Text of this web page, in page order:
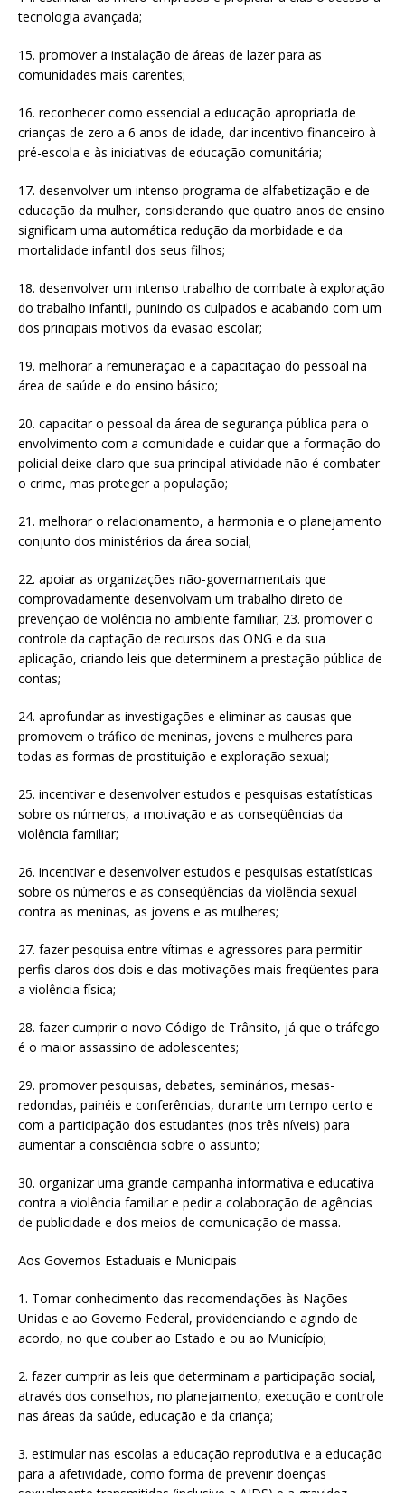
tecnologia avançada;
15. promover a instalação de áreas de lazer para as
comunidades mais carentes;
16. reconhecer como essencial a educação apropriada de
crianças de zero a 6 anos de idade, dar incentivo financeiro à
pré-escola e às iniciativas de educação comunitária;
17. desenvolver um intenso programa de alfabetização e de
educação da mulher, considerando que quatro anos de ensino
significam uma automática redução da morbidade e da
mortalidade infantil dos seus filhos;
18. desenvolver um intenso trabalho de combate à exploração
do trabalho infantil, punindo os culpados e acabando com um
dos principais motivos da evasão escolar;
19. melhorar a remuneração e a capacitação do pessoal na
área de saúde e do ensino básico;
20. capacitar o pessoal da área de segurança pública para o
envolvimento com a comunidade e cuidar que a formação do
policial deixe claro que sua principal atividade não é combater
o crime, mas proteger a população;
21. melhorar o relacionamento, a harmonia e o planejamento
conjunto dos ministérios da área social;
22. apoiar as organizações não-governamentais que
comprovadamente desenvolvam um trabalho direto de
prevenção de violência no ambiente familiar; 23. promover o
controle da captação de recursos das ONG e da sua
aplicação, criando leis que determinem a prestação pública de
contas;
24. aprofundar as investigações e eliminar as causas que
promovem o tráfico de meninas, jovens e mulheres para
todas as formas de prostituição e exploração sexual;
25. incentivar e desenvolver estudos e pesquisas estatísticas
sobre os números, a motivação e as conseqüências da
violência familiar;
26. incentivar e desenvolver estudos e pesquisas estatísticas
sobre os números e as conseqüências da violência sexual
contra as meninas, as jovens e as mulheres;
27. fazer pesquisa entre vítimas e agressores para permitir
perfis claros dos dois e das motivações mais freqüentes para
a violência física;
28. fazer cumprir o novo Código de Trânsito, já que o tráfego
é o maior assassino de adolescentes;
29. promover pesquisas, debates, seminários, mesas-
redondas, painéis e conferências, durante um tempo certo e
com a participação dos estudantes (nos três níveis) para
aumentar a consciência sobre o assunto;
30. organizar uma grande campanha informativa e educativa
contra a violência familiar e pedir a colaboração de agências
de publicidade e dos meios de comunicação de massa.
Aos Governos Estaduais e Municipais
1. Tomar conhecimento das recomendações às Nações
Unidas e ao Governo Federal, providenciando e agindo de
acordo, no que couber ao Estado e ou ao Município;
2. fazer cumprir as leis que determinam a participação social,
através dos conselhos, no planejamento, execução e controle
nas áreas da saúde, educação e da criança;
3. estimular nas escolas a educação reprodutiva e a educação
para a afetividade, como forma de prevenir doenças